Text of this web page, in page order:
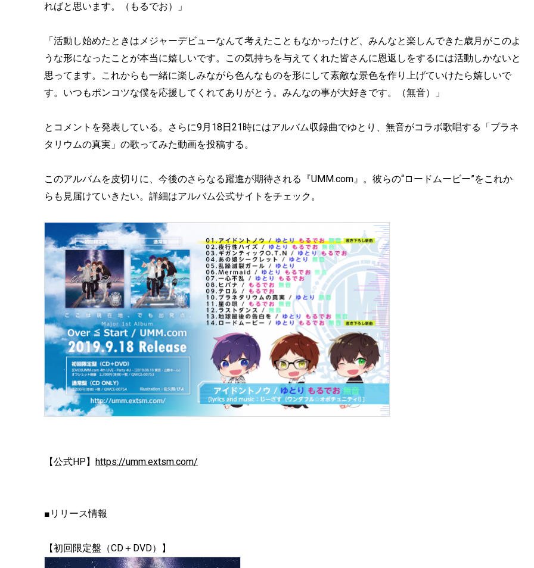
ればと思います。（もるでお）」
「活動し始めたときはメジャーデビューなんて考えたこともなかったけど、みんなと楽しんできた歳月がこのよ
うな形になったことが本当に嬉しいです。この気持ちを与えてくれた皆さんに恩返しをするには活動しかないと
思ってます。これからも一緒に楽しみながら色んなものを形にして素敵な景色を作り上げていけたら嬉しいで
す。いつもポンコツな僕を応援してくれてありがとう。みんなの事が大好きです。（無音）」
とコメントを発表している。さらに9月18日21時にはアルバム収録曲でゆとり、無音がコラボ歌唱する「プラネ
タリウムの真実」の歌ってみた動画を投稿する。
このアルバムを皮切りに、今後のさらなる躍進が期待される『UMM.com』。彼らの“ロードムービー”をこれか
らも見届けていきたい。詳細はアルバム公式サイトをチェック。
【公式HP】 https://umm.extsm.com/
■リリース情報
【初回限定盤（CD＋DVD）】